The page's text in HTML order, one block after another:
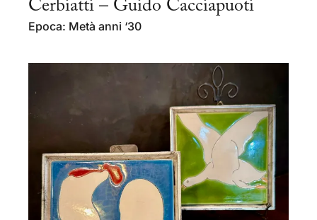
Cerbiatti – Guido Cacciapuoti
Epoca: Metà anni ‘30